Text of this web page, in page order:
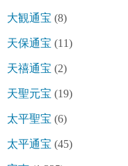
大観通宝 (8)
天保通宝 (11)
天禧通宝 (2)
天聖元宝 (19)
太平聖宝 (6)
太平通宝 (45)